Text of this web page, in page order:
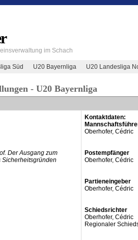
im Schach
Süd U20 Bayernliga U20 Landesliga
- U20 Bayernliga
Der Ausgang zum
Kontaktdaten:
Oberhofer, Cédric
Postempfänger
Oberhofer, Cédric
Partieneingeber
Oberhofer, Cédric
Schiedsrichter
Oberhofer, Cédric
Regionaler